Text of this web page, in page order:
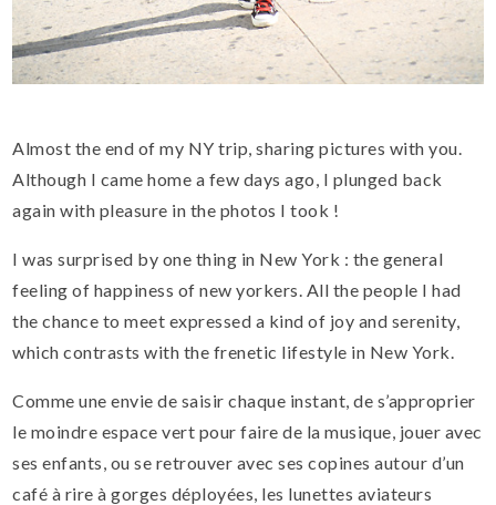
Almost the end of my NY trip, sharing pictures with you.
Although I came home a few days ago, I plunged back
again with pleasure in the photos I took !
I was surprised by one thing in New York : the general
feeling of happiness of new yorkers. All the people I had
the chance to meet expressed a kind of joy and serenity,
which contrasts with the frenetic lifestyle in New York.
Comme une envie de saisir chaque instant, de s’approprier
le moindre espace vert pour faire de la musique, jouer avec
ses enfants, ou se retrouver avec ses copines autour d’un
café à rire à gorges déployées, les lunettes aviateurs